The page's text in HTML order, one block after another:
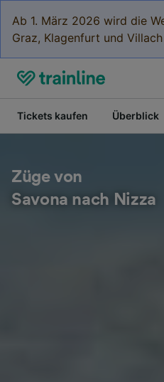
Ab 1. März 2026 wird die
Graz, Klagenfurt und
Tickets kaufen Überblick
Züge von
Savona nach Nizza